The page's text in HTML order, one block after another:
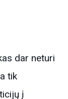
dar neturi
tik
į